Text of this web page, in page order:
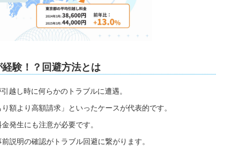
験！？回避方法とは
越し時に何らかのトラブルに遭遇。
額より高額請求」といったケースが代表的です。
発生にも注意が必要です。
説明の確認がトラブル回避に繋がります。